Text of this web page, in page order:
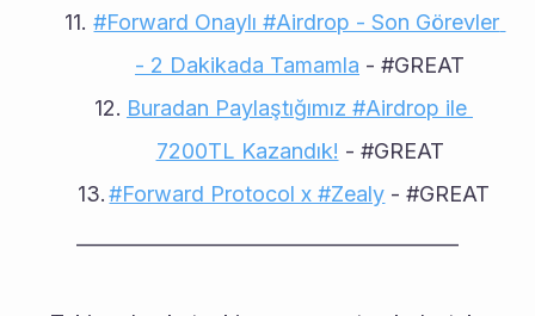
#Forward Onaylı #Airdrop - Son Görevler
- 2 Dakikada Tamamla - #GREAT
Buradan Paylaştığımız #Airdrop ile
7200TL Kazandık! - #GREAT
#Forward Protocol x #Zealy - #GREAT
________________________________________